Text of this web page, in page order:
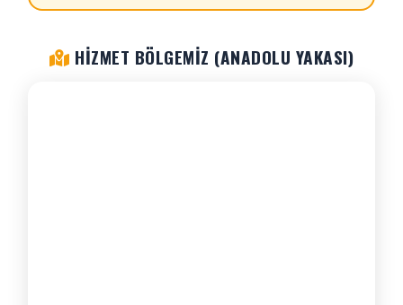
HIZMET BÖLGEMIZ (ANADOLU YAKASI)